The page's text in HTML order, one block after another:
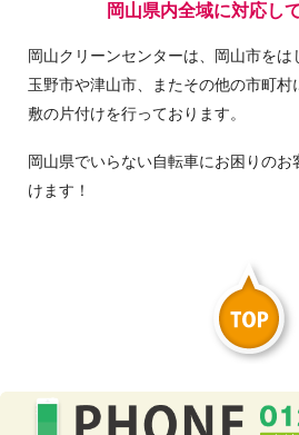
岡山県内全域に対応し
岡山クリーンセンターは、岡山市をは
玉野市や津山市、またその他の市町村
敷の片付けを行っております。
岡山県でいらない自転車にお困りの
けます！